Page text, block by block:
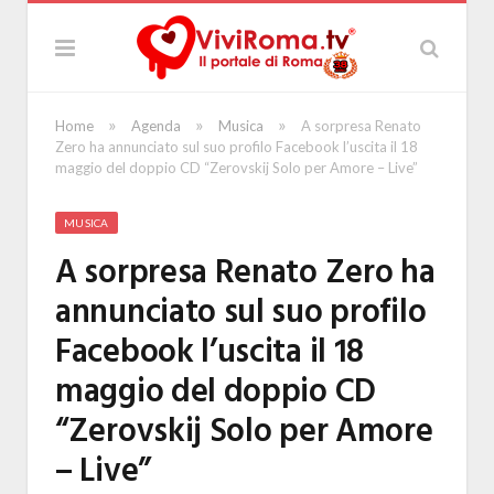
Home » Agenda » Musica »
A sorpresa Renato
Zero ha annunciato sul suo profilo Facebook l’uscita il 18
maggio del doppio CD “Zerovskij Solo per Amore – Live”
MUSICA
A sorpresa Renato Zero ha
annunciato sul suo profilo
Facebook l’uscita il 18
maggio del doppio CD
“Zerovskij Solo per Amore
– Live”